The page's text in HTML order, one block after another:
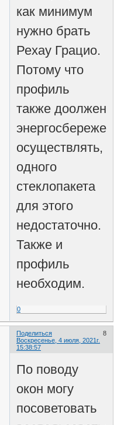
как минимум
нужно брать
Рехау Грацио.
Потому что
профиль
также доолжен
энергосбережение
осуществлять,
одного
стеклопакета
для этого
недостаточно.
Также и
профиль
необходим.
0
Поделиться
8
Воскресенье, 4 июля, 2021г.
15:38:57
По поводу
окон могу
посоветовать